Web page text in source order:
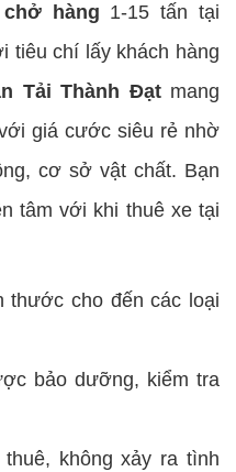
hàng 1-15 tấn tại
tiêu chí lấy khách hàng
Tải Thành Đạtmang
giá cước siêu rẻ nhờ
cơ sở vật chất. Bạn
tâm với khi thuê xe tại
thước cho đến các loại
bảo dưỡng, kiểm tra
không xảy ra tình